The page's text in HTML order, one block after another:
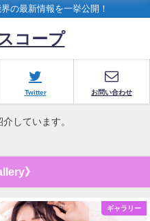
の最新情報を一挙公開！
コープ
Twitter お問い合わせ
しています。
》
ギャラリー